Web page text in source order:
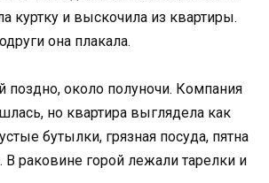
куртку и выскочила из квартиры.
она плакала.
поздно, около полуночи. Компания
но квартира выглядела как
бутылки, грязная посуда, пятна
В раковине горой лежали тарелки и